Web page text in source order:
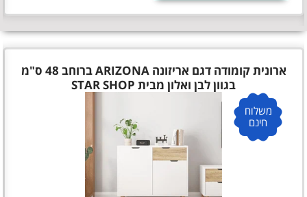
ארונית קומודה דגם אריזונה ARIZONA ברוחב 48 ס"מ
בגוון לבן ואלון מבית STAR SHOP
משלוח
חינם